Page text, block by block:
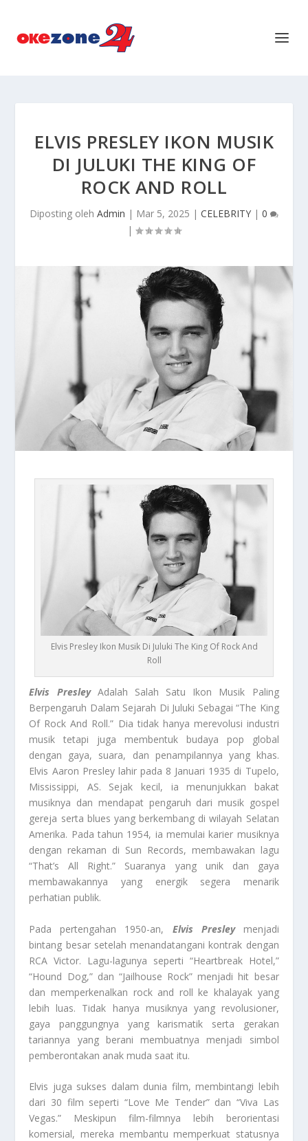
ELVIS PRESLEY IKON MUSIK
DI JULUKI THE KING OF
ROCK AND ROLL
Diposting oleh Admin | Mar 5, 2025 | CELEBRITY | 0
|
Elvis Presley Ikon Musik Di Juluki The King Of Rock And
Roll
Elvis PresleyAdalah Salah Satu Ikon Musik Paling
Berpengaruh Dalam Sejarah Di Juluki Sebagai “The King
Of Rock And Roll.” Dia tidak hanya merevolusi industri
musik tetapi juga membentuk budaya pop global
dengan gaya, suara, dan penampilannya yang khas.
Elvis Aaron Presley lahir pada 8 Januari 1935 di Tupelo,
Mississippi, AS. Sejak kecil, ia menunjukkan bakat
musiknya dan mendapat pengaruh dari musik gospel
gereja serta blues yang berkembang di wilayah Selatan
Amerika. Pada tahun 1954, ia memulai karier musiknya
dengan rekaman di Sun Records, membawakan lagu
“That’s All Right.” Suaranya yang unik dan gaya
membawakannya yang energik segera menarik
perhatian publik.
Pada pertengahan 1950-an, Elvis Presleymenjadi
bintang besar setelah menandatangani kontrak dengan
RCA Victor. Lagu-lagunya seperti “Heartbreak Hotel,”
“Hound Dog,” dan “Jailhouse Rock” menjadi hit besar
dan memperkenalkan rock and roll ke khalayak yang
lebih luas. Tidak hanya musiknya yang revolusioner,
gaya panggungnya yang karismatik serta gerakan
tariannya yang berani membuatnya menjadi simbol
pemberontakan anak muda saat itu.
Elvis juga sukses dalam dunia film, membintangi lebih
dari 30 film seperti “Love Me Tender” dan “Viva Las
Vegas.” Meskipun film-filmnya lebih berorientasi
komersial, mereka membantu memperkuat statusnya